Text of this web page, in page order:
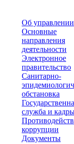
Об управлении
Основные
направления
деятельности
Электронное
правительство
Санитарно-
обстановка
служба и
коррупции
Документы